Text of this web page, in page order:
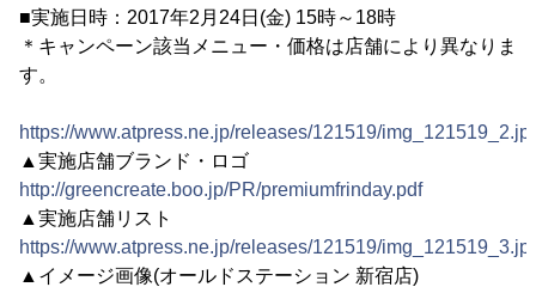
■実施日時：2017年2月24日(金) 15時～18時
＊キャンペーン該当メニュー・価格は店舗により異なりま
す。
https://www.atpress.ne.jp/releases/121519/
▲実施店舗ブランド・ロゴ
http://greencreate.boo.jp/PR/premiumfrinday.pdf
▲実施店舗リスト
https://www.atpress.ne.jp/releases/121519/
▲イメージ画像(オールドステーション 新宿店)